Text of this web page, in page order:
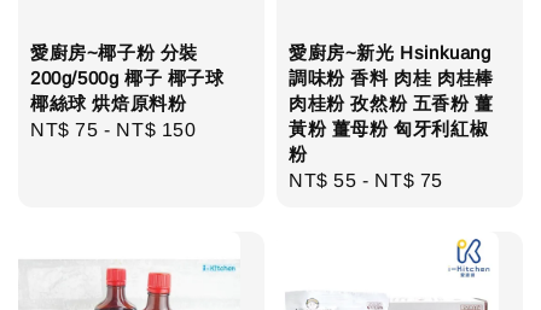
愛廚房~椰子粉 分裝
200g/500g 椰子 椰子球
椰絲球 烘焙原料粉
Regular
NT$ 75 - NT$ 150
愛廚房~新光 Hsinkuang
調味粉 香料 肉桂 肉桂棒
肉桂粉 孜然粉 五香粉 薑
黃粉 薑母粉 匈牙利紅椒
粉
Regular
NT$ 55 - NT$ 75